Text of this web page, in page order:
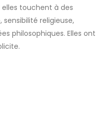
elles touchent à des
religieuse,
philosophiques. Elles ont